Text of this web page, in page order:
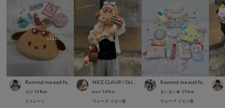
ちひ 158cm
ストレート
m o e 149cm
ウェーブ イエベ春
Remind me and forever
まいまい🎀 154cm
ウェーブ イエベ春